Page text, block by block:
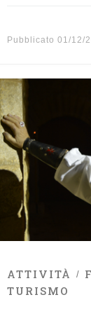
Pubblicato 01/12/
ATTIVITÀ
TURISMO